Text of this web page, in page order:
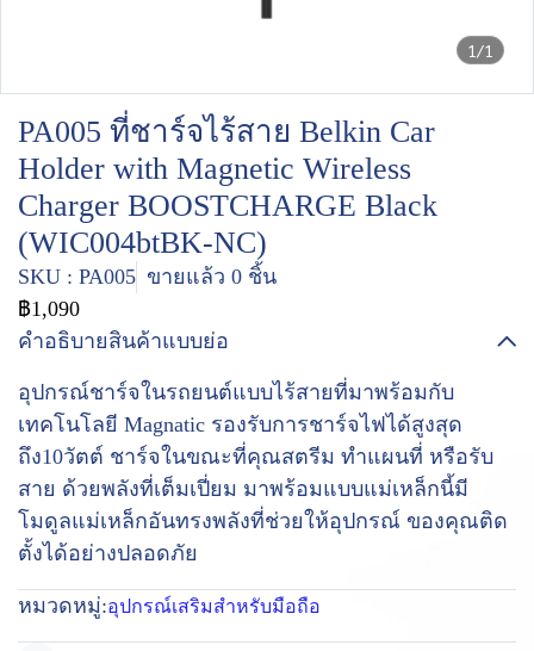
1/1
PA005 ที่ชาร์จไร้สาย Belkin Car
Holder with Magnetic Wireless
Charger BOOSTCHARGE Black
(WIC004btBK-NC)
SKU : PA005 ขายแล้ว 0 ชิ้น
฿1,090
คำอธิบายสินค้าแบบย่อ
อุปกรณ์ชาร์จในรถยนต์แบบไร้สายที่มาพร้อมกับ
เทคโนโลยี Magnatic รองรับการชาร์จไฟได้สูงสุด
ถึง10วัตต์ ชาร์จในขณะที่คุณสตรีม ทำแผนที่ หรือรับ
สาย ด้วยพลังที่เต็มเปี่ยม มาพร้อมแบบแม่เหล็กนี้มี
โมดูลแม่เหล็กอันทรงพลังที่ช่วยให้อุปกรณ์ ของคุณติด
ตั้งได้อย่างปลอดภัย
หมวดหมู่:อุปกรณ์เสริมสำหรับมือถือ